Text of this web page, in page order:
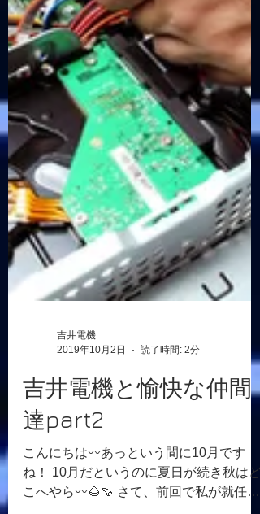
吉井電機
2019年10月2日
読了時間: 2分
吉井電機と愉快な仲間